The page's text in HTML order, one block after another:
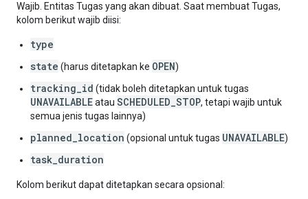
Wajib. Entitas Tugas yang akan dibuat. Saat membuat Tugas,
kolom berikut wajib diisi:
type
state (harus ditetapkan ke OPEN)
tracking_id (tidak boleh ditetapkan untuk tugas
UNAVAILABLEatau SCHEDULED_STOP, tetapi wajib untuk
semua jenis tugas lainnya)
planned_location (opsional untuk tugas UNAVAILABLE)
task_duration
Kolom berikut dapat ditetapkan secara opsional: